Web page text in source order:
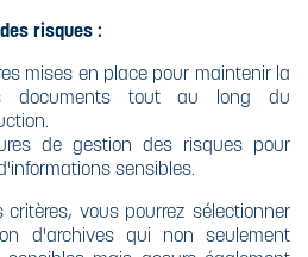
risques :
mises en place pour maintenir la
documents tout au long du
de gestion des risques pour
sensibles.
vous pourrez sélectionner
d'archives qui non seulement